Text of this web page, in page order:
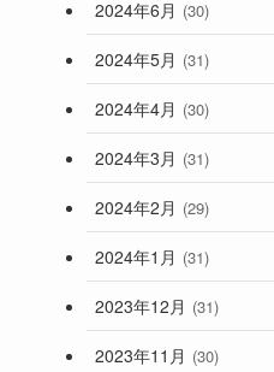
2024年6月 (30)
2024年5月 (31)
2024年4月 (30)
2024年3月 (31)
2024年2月 (29)
2024年1月 (31)
2023年12月 (31)
2023年11月 (30)